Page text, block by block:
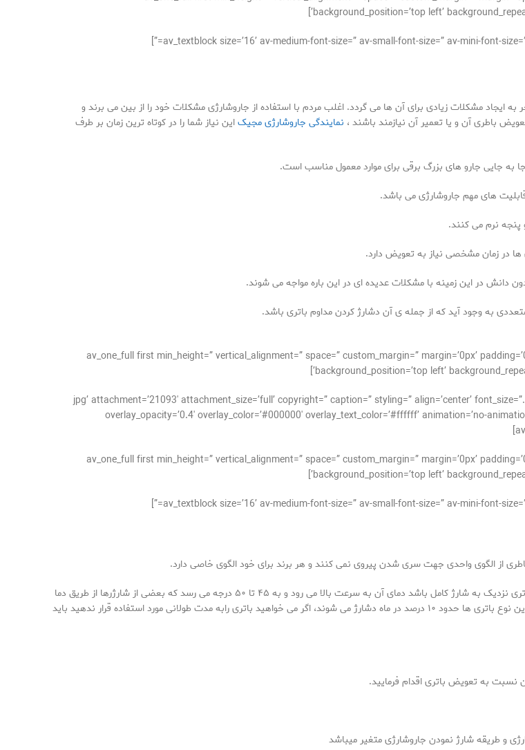
background_position=’top left’
ایجاد مشکلات زیادی برای آن ها می گردد. اغلب مردم با استفاده از جاروشارژی مشکلات خود را از بین می برند و
باطری آن و یا تعمیر آن نیازمند باشند ، نمایندگی جاروشارژی مجیکاین نیاز شما را در کوتاه ترین زمان بر طرف
به جایی جارو های بزرگ برقی برای موارد معمول مناسب است.
های مهم جاروشارژی می باشد.
نرم می کنند.
در زمان مشخصی نیاز به تعویض دارد.
دانش در این زمینه با مشکلات عدیده ای در این باره مواجه می شوند.
به وجود آید که از جمله ی آن دشارژ کردن مداوم باتری باشد.
[/av_one_full][av_one_full first min_height=” vertical_alignment=” space=” custom_margin=” margin=’0px’
background_position=’top left’
[av_image src=’https://takrepair.com/wp-content/uploads/باطری-جاروشارژی-مجیک.jpg’ attachment=’21093′ attachment_size=’full’ copyright=” caption=” styling=” align=’center’ font_size=”
overlay_opacity=’0.4′ overlay_color=’#000000′ overlay_text_color=’#ffffff’ animation=’no-
[/av_one_full][av_one_full first min_height=” vertical_alignment=” space=” custom_margin=” margin=’0px’
background_position=’top left’
از الگوی واحدی جهت سری شدن پیروی نمی کنند و هر برند برای خود الگوی خاصی دارد.
هر چه که جریان شارژ باتری بیشتر باشد دمای باتری به سرعت بالا می رود اما هنگامی که باتری نزدیک به شارژ کامل باشد دمای آن به سرعت بالا می رود و به ۴۵ تا ۵۰ درجه می رسد که بعضی از شارژرها از طریق دما
متوجه شارژ کامل باتری شده و فرایند شارژ رامتوقف می کنند. در دمای ۲۰ درجه سانتی گراد این نوع باتری ها حدود ۱۰ درصد در ماه دشارژ می شوند، اگر می خواهید باتری رابه مدت طولانی مورد استفاده قرار ندهید باید
نسبت به تعویض باتری اقدام فرمایید.